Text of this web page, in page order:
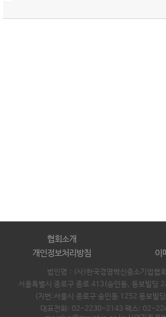
협회소개
개인정보처리방침
이
법인명 : (사)한국경영혁신중소기업협
서울특별시 종로구 종로 413(숭인동, 동보빌딩
(지번:서울시 종로구 숭인동 1252 동보빌
대표전화: 02-2230-2143 팩스: 02-